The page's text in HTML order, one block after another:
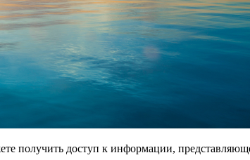
получить доступ к информации,